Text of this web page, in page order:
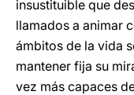
insustituible que
llamados a animar
ámbitos de la vida
mantener fija su
vez más capaces